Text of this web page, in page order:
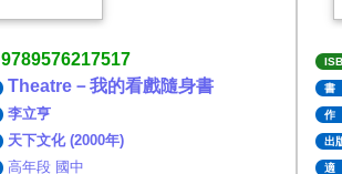
9789576217517
Theatre－我的看戲隨身書
李立亨
天下文化 (2000年)
高年段 國中
書
作
出
適